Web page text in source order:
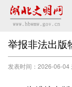
举报非法出版
发表时间：2026-06-04